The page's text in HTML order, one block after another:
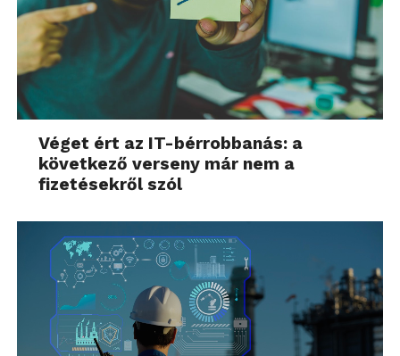
Véget ért az IT-bérrobbanás: a
következő verseny már nem a
fizetésekről szól